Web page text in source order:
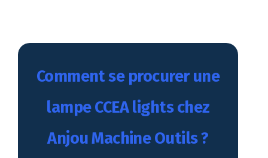
Comment se procurer une
lampe CCEA lights chez
Anjou Machine Outils ?